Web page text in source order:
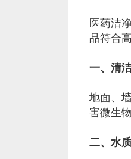
医药洁
品符合
一、清
地面、
害微生
二、水